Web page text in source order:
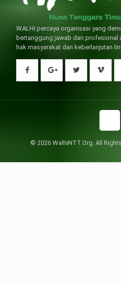
WALHI percaya organisasi yang
bertanggung jawab dan profesional
hak masyarakat dan keberlanjutan
© 2026 WalhiNTT.Org. All